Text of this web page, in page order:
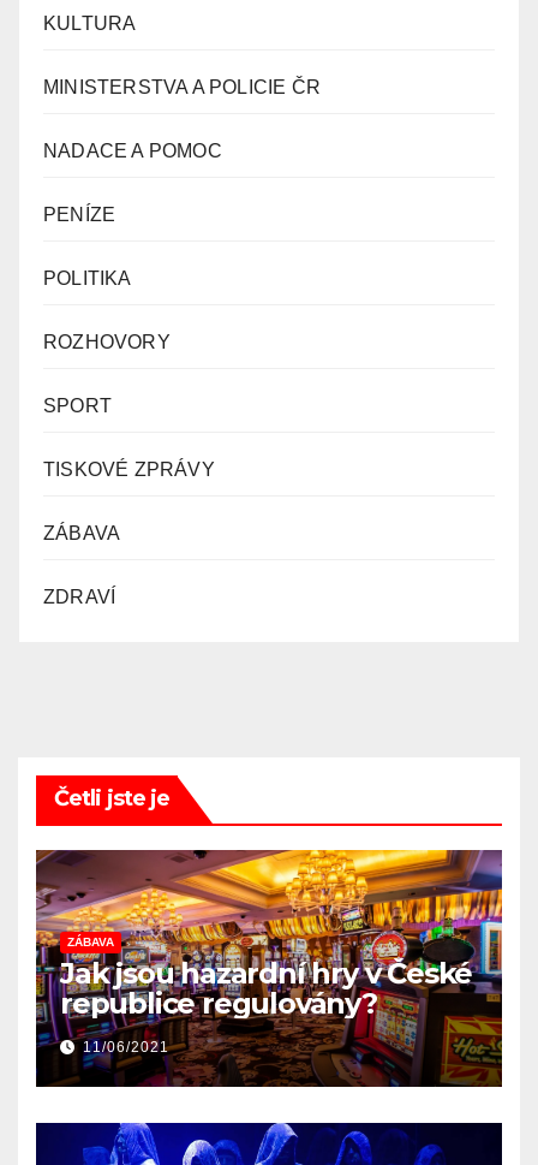
KULTURA
MINISTERSTVA A POLICIE ČR
NADACE A POMOC
PENÍZE
POLITIKA
ROZHOVORY
SPORT
TISKOVÉ ZPRÁVY
ZÁBAVA
ZDRAVÍ
Četli jste je
ZÁBAVA
Jak jsou hazardní hry v České
republice regulovány?
11/06/2021